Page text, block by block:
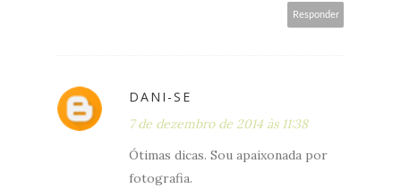
Responder
DANI-SE
7 de dezembro de 2014 às 11:38
Ótimas dicas. Sou apaixonada por
fotografia.